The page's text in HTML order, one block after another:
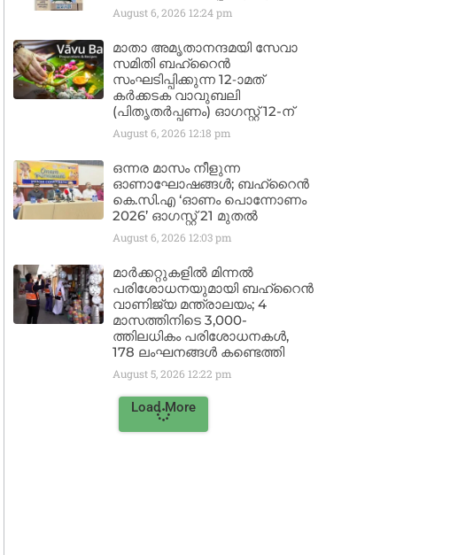
August 6, 2026 12:24 pm
മാതാ അമൃതാനന്ദമയി സേവാ
സമിതി ബഹ്‌റൈൻ
സംഘടിപ്പിക്കുന്ന 12-ാമത്
കർക്കടക വാവുബലി
(പിതൃതർപ്പണം) ഓഗസ്റ്റ് 12-ന്
August 6, 2026 12:18 pm
ഒന്നര മാസം നീളുന്ന
ഓണാഘോഷങ്ങൾ; ബഹ്‌റൈൻ
കെ.സി.എ ‘ഓണം പൊന്നോണം
2026’ ഓഗസ്റ്റ് 21 മുതൽ
August 6, 2026 12:03 pm
മാർക്കറ്റുകളിൽ മിന്നൽ
പരിശോധനയുമായി ബഹ്‌റൈൻ
വാണിജ്യ മന്ത്രാലയം; 4
മാസത്തിനിടെ 3,000-
ത്തിലധികം പരിശോധനകൾ,
178 ലംഘനങ്ങൾ കണ്ടെത്തി
August 5, 2026 12:22 pm
Load More